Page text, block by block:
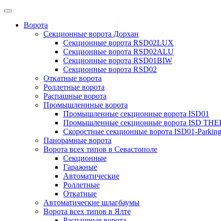
Ворота
Секционные ворота Дорхан
Секционные ворота RSD02LUX
Секционные ворота RSD02ALU
Секционные ворота RSD01BIW
Секционные ворота RSD02
Откатные ворота
Роллетные ворота
Распашные ворота
Промышленнные ворота
Промышленные секционные ворота ISD01
Промышленные секционные ворота ISD
Скоростные секционные ворота ISD01-Parking
Панорамные ворота
Ворота всех типов в Севастополе
Секционные
Гаражные
Автоматические
Роллетные
Откатные
Автоматические шлагбаумы
Ворота всех типов в Ялте